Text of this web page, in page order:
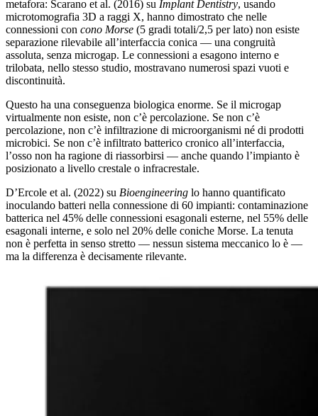
metafora: Scarano et al. (2016) su Implant Dentistry, usando
microtomografia 3D a raggi X, hanno dimostrato che nelle
connessioni con cono Morse (5 gradi totali/2,5 per lato) non esiste
separazione rilevabile all’interfaccia conica — una congruità
assoluta, senza microgap. Le connessioni a esagono interno e
trilobata, nello stesso studio, mostravano numerosi spazi vuoti e
discontinuità.
Questo ha una conseguenza biologica enorme. Se il microgap
virtualmente non esiste, non c’è percolazione. Se non c’è
percolazione, non c’è infiltrazione di microorganismi né di prodotti
microbici. Se non c’è infiltrato batterico cronico all’interfaccia,
l’osso non ha ragione di riassorbirsi — anche quando l’impianto è
posizionato a livello crestale o infracrestale.
D’Ercole et al. (2022) su Bioengineering lo hanno quantificato
inoculando batteri nella connessione di 60 impianti: contaminazione
batterica nel 45% delle connessioni esagonali esterne, nel 55% delle
esagonali interne, e solo nel 20% delle coniche Morse. La tenuta
non è perfetta in senso stretto — nessun sistema meccanico lo è —
ma la differenza è decisamente rilevante.